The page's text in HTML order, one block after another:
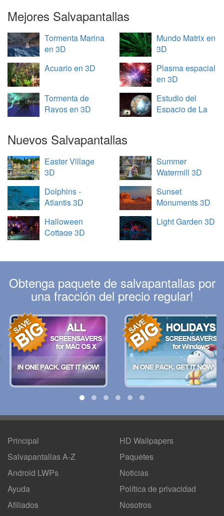
Mejores Salvapantallas
Tormenta Marina
en 3D
Mundo Matrix en
3D
Acuario en 3D
Plasma espacial
en 3D
Tormenta de
Rayos en 3D
Estudio del
Espacio de La
Nuevos Salvapantallas
Easter Village
3D
Summer
Watermill 3D
Dolphins -
Atlantis 3D
Sunset
Monuments 3D
Halloween
Cottage 3D
Light Garden 3D
Obtenga paquete de salvapantallas por
una fracción del precio regular!
Principal
Salvapantallas A-Z
Android LWPs
HD Wallpapers
Paquetes
Noticias
Ayuda
Afiliados
Política de privacidad
Nosotros